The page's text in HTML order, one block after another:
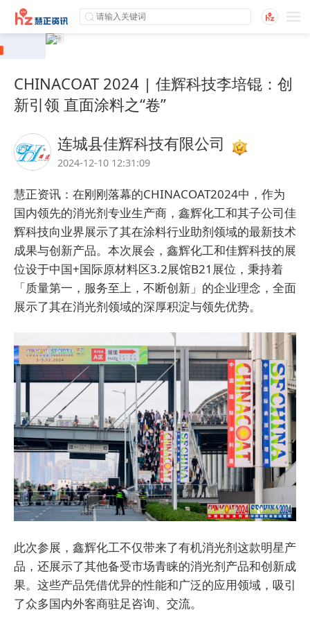
CHINACOAT 2024 | 佳辉科技李培锟：创
新引领 直面涂料之“卷”
连城县佳辉科技有限公司
2024-12-10 12:31:09
慧正资讯：在刚刚落幕的CHINACOAT2024中，作为
国内领先的消光剂专业生产商，鑫辉化工和其子公司佳
辉科技向业界展示了其在涂料行业助剂领域的最新技术
成果与创新产品。本次展会，鑫辉化工和佳辉科技的展
位设于中国+国际原材料区3.2展馆B21展位，秉持着
「质量第一，服务至上，不断创新」的企业理念，全面
展示了其在消光剂领域的深厚积淀与领先优势。
此次参展，鑫辉化工不仅带来了有机消光剂这款明星产
品，还展示了其他备受市场青睐的消光剂产品和创新成
果。这些产品凭借优异的性能和广泛的应用领域，吸引
了众多国内外客商驻足咨询、交流。